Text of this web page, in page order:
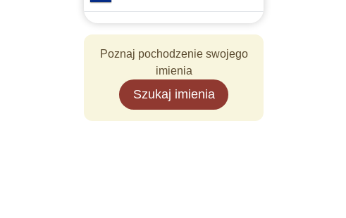
Poznaj pochodzenie swojego
imienia
Szukaj imienia